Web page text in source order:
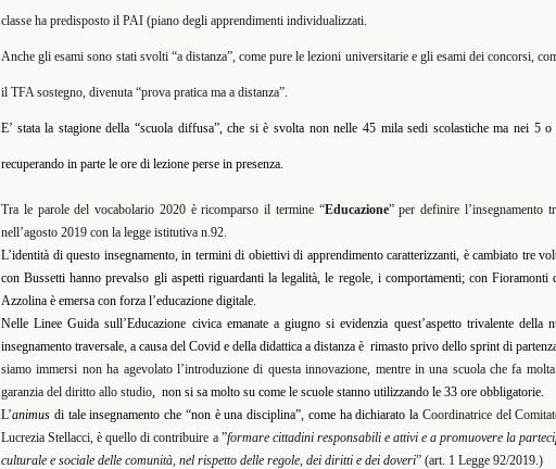
classe ha predisposto il PAI (piano degli apprendimenti individualizzati.
Anche gli esami sono stati svolti “a distanza”, come pure le lezioni universitarie e gli esami dei concorsi,
il TFA sostegno, divenuta “prova pratica ma a distanza”.
E’ stata la stagione della “scuola diffusa”, che si è svolta non nelle 45 mila sedi scolastiche ma nei
recuperando in parte le ore di lezione perse in presenza.
Tra le parole del vocabolario 2020 è ricomparso il termine “Educazione” per definire l’insegnamento
nell’agosto 2019 con la legge istitutiva n.92.
L’identità di questo insegnamento, in termini di obiettivi di apprendimento caratterizzanti, è cambiato tre
con Bussetti hanno prevalso gli aspetti riguardanti la legalità, le regole, i comportamenti; con Fioramonti
Azzolina è emersa con forza l’educazione digitale.
Nelle Linee Guida sull’Educazione civica emanate a giugno si evidenzia quest’aspetto trivalente della
insegnamento traversale, a causa del Covid e della didattica a distanza è rimasto privo dello sprint di
siamo immersi non ha agevolato l’introduzione di questa innovazione, mentre in una scuola che fa
garanzia del diritto allo studio
non si sa molto su come le scuole stanno utilizzando le 33 ore obbligatorie.
L’animus di tale insegnamento che “non è una disciplina”, come ha dichiarato la Coordinatrice del
Lucrezia Stellacci, è quello dicontribuire a ”formare cittadini responsabili e attivi e a promuovere la
culturale e sociale delle comunità, nel rispetto delle regole, dei diritti e dei doveri” (art. 1 Legge 92/2019.)